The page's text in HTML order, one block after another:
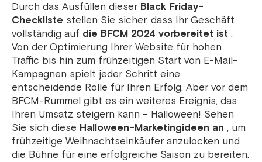
Durch das Ausfüllen dieser Black Friday-
Checkliste stellen Sie sicher, dass Ihr Geschäft
vollständig auf die BFCM 2024 vorbereitet ist .
Von der Optimierung Ihrer Website für hohen
Traffic bis hin zum frühzeitigen Start von E-Mail-
Kampagnen spielt jeder Schritt eine
entscheidende Rolle für Ihren Erfolg. Aber vor dem
BFCM-Rummel gibt es ein weiteres Ereignis, das
Ihren Umsatz steigern kann – Halloween! Sehen
Sie sich diese Halloween-Marketingideen an , um
frühzeitige Weihnachtseinkäufer anzulocken und
die Bühne für eine erfolgreiche Saison zu bereiten.